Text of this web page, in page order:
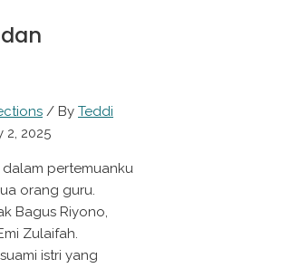
/ By Teddi
2, 2025
pertemuanku
orang guru.
Bagus Riyono,
Zulaifah.
istri yang